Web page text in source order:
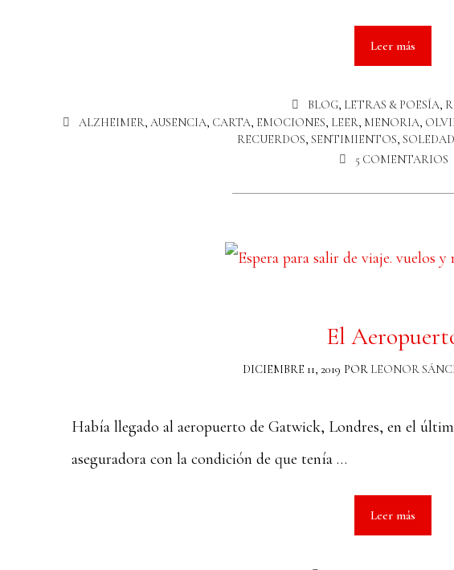
Leer más
BLOG, LETRAS & POESÍA,
ALZHEIMER,AUSENCIA, CARTA, EMOCIONES, LEER, MENORIA,
RECUERDOS,SENTIMIENTOS,SOLEDAD
5 COMENTARIOS
El
DICIEMBRE 11, 2019 POR LEONOR
Había llegado al aeropuerto de Gatwick, Londres, en el
aseguradora con la condición de que tenía …
Leer más